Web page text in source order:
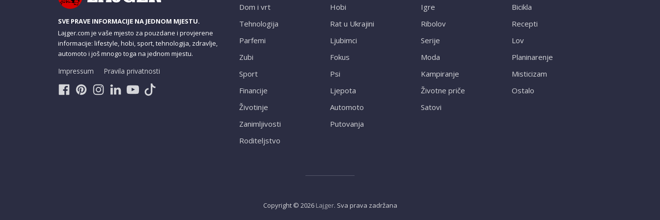
SVE PRAVE INFORMACIJE NA JEDNOM MJESTU.
Lajger.com je vaše mjesto za pouzdane i provjerene
informacije: lifestyle, hobi, sport, tehnologija, zdravlje,
automoto i još mnogo toga na jednom mjestu.
Impressum Pravila privatnosti
Dom i vrt
Tehnologija
Parfemi
Zubi
Sport
Financije
Životinje
Zanimljivosti
Roditeljstvo
Hobi
Rat u Ukrajini
Ljubimci
Fokus
Psi
Ljepota
Automoto
Putovanja
Igre
Ribolov
Serije
Moda
Kampiranje
Životne priče
Satovi
Bicikla
Recepti
Lov
Planinarenje
Misticizam
Ostalo
Copyright © 2026 Lajger. Sva prava zadržana